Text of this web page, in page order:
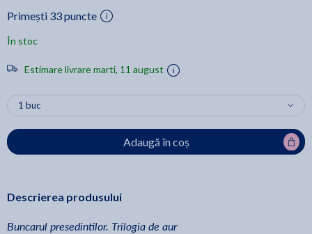
Primești 33 puncte
În stoc
Estimare livrare marti, 11 august
Adaugă în coș
Descrierea produsului
Buncarul presedintilor. Trilogia de aur